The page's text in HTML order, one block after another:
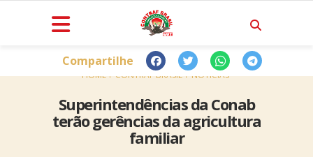
HOME CONTRAF BRASIL NOTÍCIAS
Superintendências da Conab
terão gerências da agricultura
familiar
Compartilhe